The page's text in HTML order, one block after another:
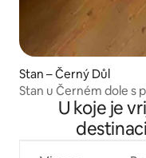
Stan – Černý Důl
Stan u Černém dole s
prozoraU koje je